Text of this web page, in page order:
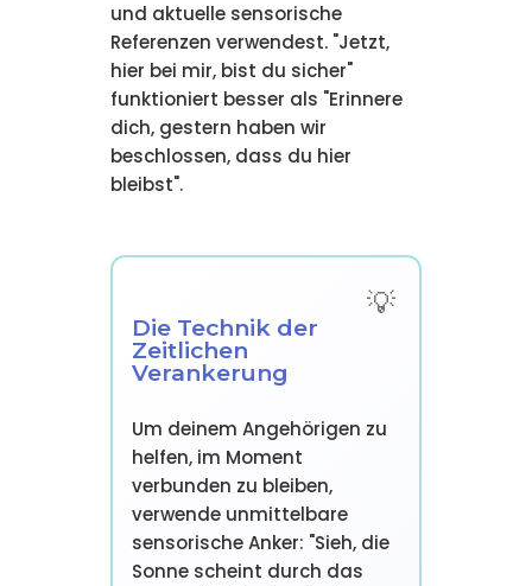
und aktuelle sensorische
Referenzen verwendest. "Jetzt,
hier bei mir, bist du sicher"
funktioniert besser als "Erinnere
dich, gestern haben wir
beschlossen, dass du hier
bleibst".
Die Technik der
Zeitlichen
Verankerung
Um deinem Angehörigen zu
helfen, im Moment
verbunden zu bleiben,
verwende unmittelbare
sensorische Anker: "Sieh, die
Sonne scheint durch das